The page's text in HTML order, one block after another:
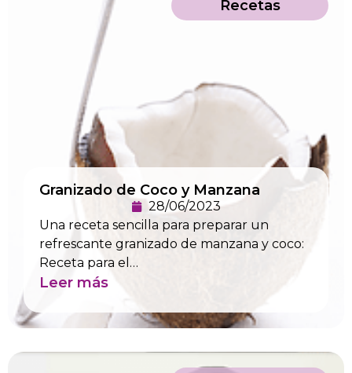
Recetas
Granizado de Coco y Manzana
28/06/2023
Una receta sencilla para preparar un
refrescante granizado de manzana y coco:
Receta para el…
Leer más